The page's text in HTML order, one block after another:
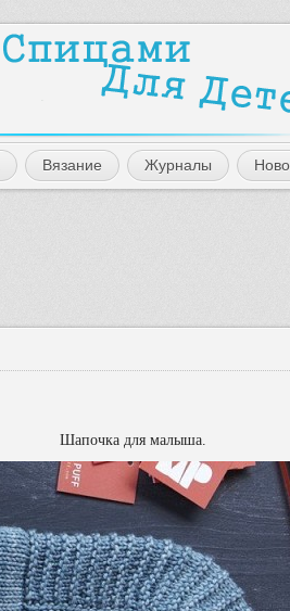
Вязание Журналы
Шапочка для малыша.